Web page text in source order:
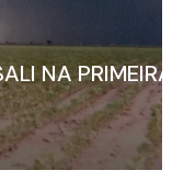
NA PRIMEIRA